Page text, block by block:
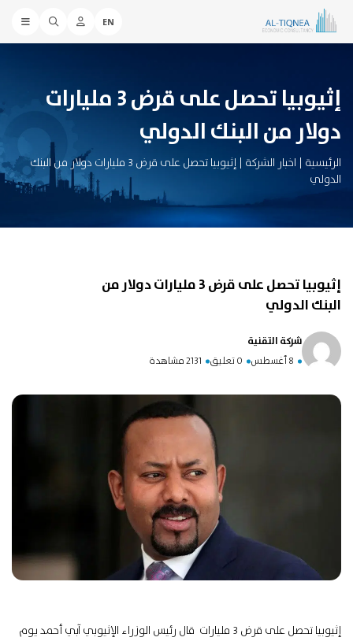
EN
إثيوبيا تحصل على قرض 3 مليارات
دولار من البنك الدولي
الرئيسية | اخبار الشركة |
إثيوبيا تحصل على قرض 3 مليارات دولار من البنك
الدولي
إثيوبيا تحصل على قرض 3 مليارات دولار من
البنك الدولي
شركة التقنية
8 أغسطس 0 تعليق 2131 مشاهدة
إثيوبيا تحصل على قرض 3 مليارات قال رئيس الوزراء الإثيوبي آبي أحمد يوم